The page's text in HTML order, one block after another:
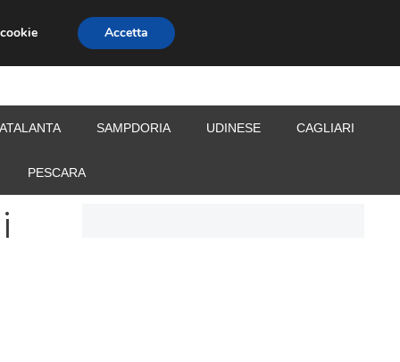
CALCIOMERCATO
ATALANTA SAMPDORIA UDINESE CAGLIARI
PESCARA
Accetta